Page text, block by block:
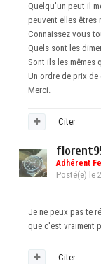
Quelqu'un peut il
peuvent elles êtres
Connaissez vous
Quels sont les
Sont ils les mêmes
Un ordre de prix de
Merci.
Citer
Adhérent
Posté(e) le
Je ne peux pas te
que c'est vraiment
Citer